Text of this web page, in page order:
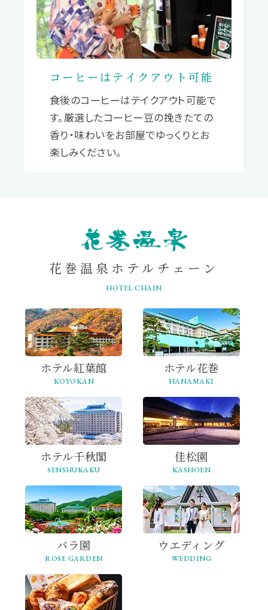
コーヒーはテイクアウト可能
食後のコーヒーはテイクアウト可能で
す。厳選したコーヒー豆の挽きたての
香り・味わいをお部屋でゆっくりとお
楽しみください。
HANAMAKI
花巻温泉ホテルチェーン
HOTEL CHAIN
ホテル紅葉館
KOYOKAN
ホテル花巻
HANAMAKI
ホテル千秋閣
SENSHUKAKU
佳松園
KASHOEN
バラ園
ROSE GARDEN
ウエディング
WEDDING